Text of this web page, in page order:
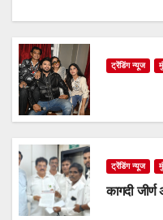
ट्रेंडिंग न्यूज
ट्रेंडिंग न्यूज
कागदी